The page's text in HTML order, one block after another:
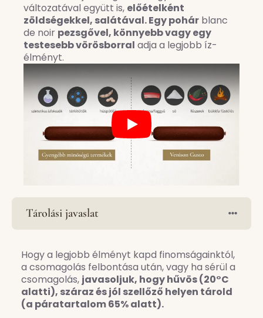
változatával együtt is, előételként
zöldségekkel, salátával. Egy pohár blanc
de noir pezsgővel, könnyebb vagy egy
testesebb vörösborral adja a legjobb íz-
élményt.
Play
Tárolási javaslat
Hogy a legjobb élményt kapd finomságainktól,
a csomagolás felbontása után, vagy ha sérül a
csomagolás, javasoljuk, hogy hűvös (20°C
alatti), száraz és jól szellőző helyen tárold
(a páratartalom 65% alatt).